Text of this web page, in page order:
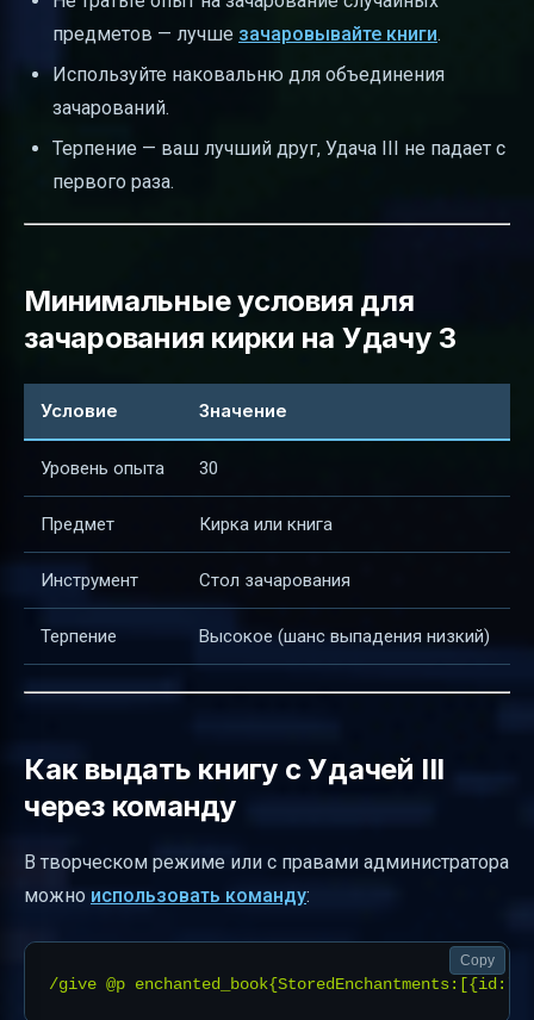
предметов — лучше зачаровывайте книги.
Используйте наковальню для объединения
зачарований.
Терпение — ваш лучший друг, Удача III не падает с
первого раза.
Минимальные условия для
зачарования кирки на Удачу 3
Условие Значение
Уровень опыта 30
Предмет Кирка или книга
Инструмент Стол зачарования
Терпение Высокое (шанс выпадения низкий)
Как выдать книгу с Удачей III
через команду
В творческом режиме или с правами администратора
можно использовать команду:
Copy